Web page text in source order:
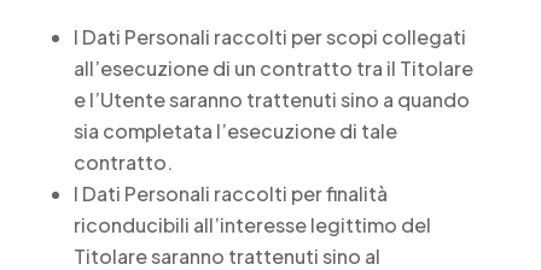
I Dati Personali raccolti per scopi collegati
all’esecuzione di un contratto tra il Titolare
e l’Utente saranno trattenuti sino a quando
sia completata l’esecuzione di tale
contratto.
I Dati Personali raccolti per finalità
riconducibili all’interesse legittimo del
Titolare saranno trattenuti sino al